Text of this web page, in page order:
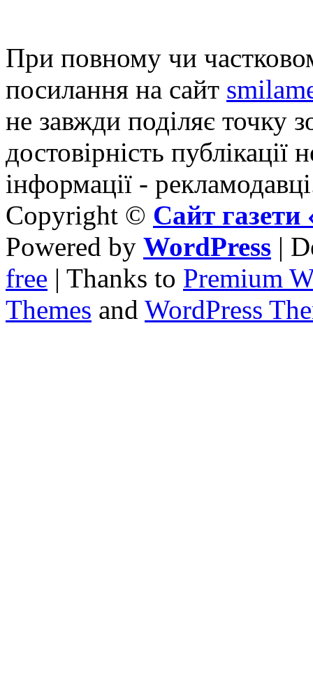
При повному чи
посилання на сайт
не завжди поділяє точку
достовірність публікації
інформації -
Copyright © Сайт
Powered by WordPress |
free | Thanks to Premium
Themes and WordPress